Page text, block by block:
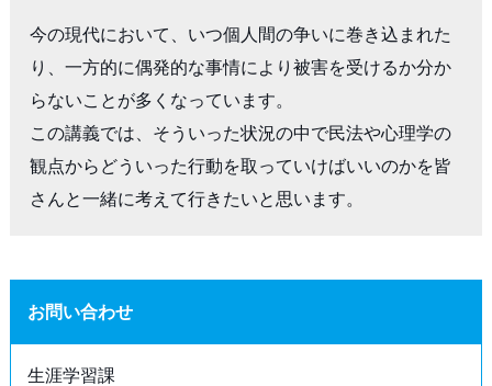
今の現代において、いつ個人間の争いに巻き込まれた
り、一方的に偶発的な事情により被害を受けるか分か
らないことが多くなっています。
この講義では、そういった状況の中で民法や心理学の
観点からどういった行動を取っていけばいいのかを皆
さんと一緒に考えて行きたいと思います。
お問い合わせ
生涯学習課